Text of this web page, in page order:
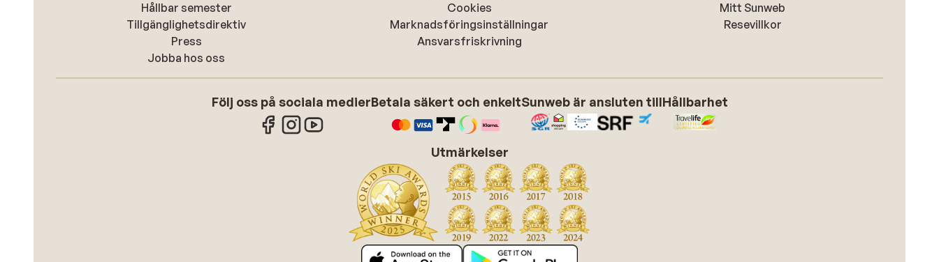
Hållbar semester
Tillgänglighetsdirektiv
Press
Jobba hos oss
Cookies
Marknadsföringsinställningar
Ansvarsfriskrivning
Mitt Sunweb
Resevillkor
Följ oss på sociala medierBetala säkert och enkeltSunweb är ansluten tillHållbarhet
Utmärkelser